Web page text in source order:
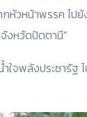
กหัวหน้าพรรค ไ
งหวัดปัตตานี”
จพลังประชารัฐ